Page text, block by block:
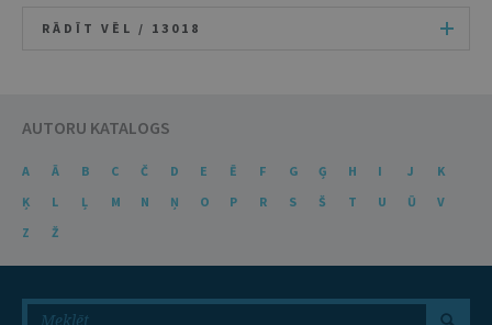
RĀDĪT VĒL / 13018
AUTORU KATALOGS
A Ā B C Č D E Ē F G Ģ H I J
K
Ķ
L Ļ M N Ņ O P R S Š T U Ū
V
Z
Ž